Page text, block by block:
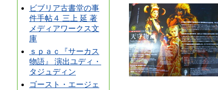
ビブリア古書堂の事
件手帖４ 三上 延 著
メディアワークス文
庫
ｓｐａｃ『サーカス
物語』 演出ユディ・
タジュディン
ゴースト・エージェ